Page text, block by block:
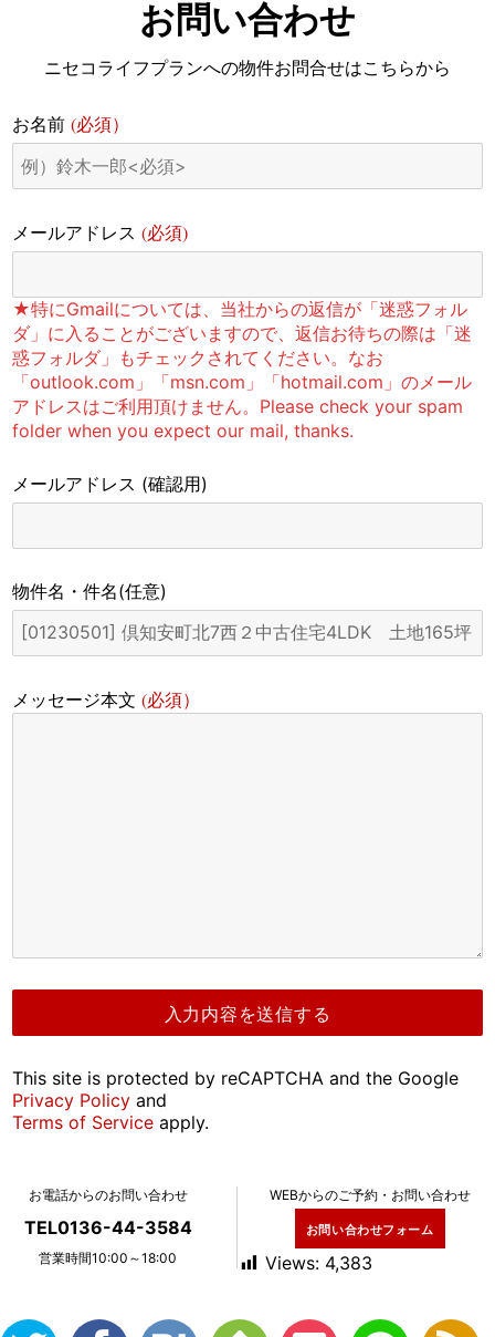
お問い合わせ
ニセコライフプランへの物件お問合せはこちらから
お名前(必須）
メールアドレス(必須)
★特にGmailについては、当社からの返信が「迷惑フォル
ダ」に入ることがございますので、返信お待ちの際は「迷
惑フォルダ」もチェックされてください。なお
「outlook.com」「msn.com」「hotmail.com」のメール
アドレスはご利用頂けません。Please check your spam
folder when you expect our mail, thanks.
メールアドレス (確認用)
物件名・件名(任意)
メッセージ本文(必須）
This site is protected by reCAPTCHA and the Google
Privacy Policy and
Terms of Service apply.
お電話からのお問い合わせ
TEL0136-44-3584
営業時間10:00～18:00
WEBからのご予約・お問い合わせ
お問い合わせフォーム
Views: 4,383